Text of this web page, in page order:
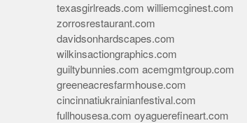
texasgirlreads.com williemcginest.com
zorrosrestaurant.com
davidsonhardscapes.com
wilkinsactiongraphics.com
guiltybunnies.com acemgmtgroup.com
greeneacresfarmhouse.com
cincinnatiukrainianfestival.com
fullhousesa.com oyaguerefineart.com